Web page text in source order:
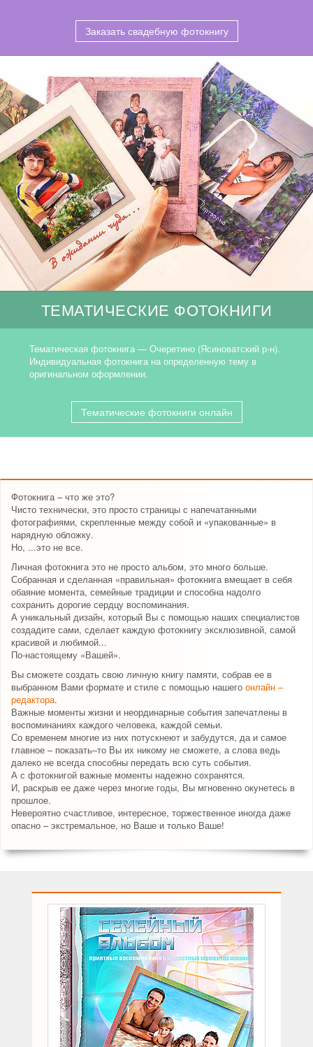
Заказать свадебную фотокнигу
ТЕМАТИЧЕСКИЕ ФОТОКНИГИ
Тематическая фотокнига — Очеретино (Ясиноватский р-н).
Индивидуальная фотокнига на определенную тему в
оригинальном оформлении.
Тематические фотокниги онлайн
Фотокнига – что же это?
Чисто технически, это просто страницы с напечатанными
фотографиями, скрепленные между собой и «упакованные» в
нарядную обложку.
Но, ...это не все.
Личная фотокнига это не просто альбом, это много больше.
Собранная и сделанная «правильная» фотокнига вмещает в себя
обаяние момента, семейные традиции и способна надолго
сохранить дорогие сердцу воспоминания.
А уникальный дизайн, который Вы с помощью наших специалистов
создадите сами, сделает каждую фотокнигу эксклюзивной, самой
красивой и любимой...
По-настоящему «Вашей».
Вы сможете создать свою личную книгу памяти, собрав ее в
выбранном Вами формате и стиле с помощью нашего онлайн –
редактора.
Важные моменты жизни и неординарные события запечатлены в
воспоминаниях каждого человека, каждой семьи.
Со временем многие из них потускнеют и забудутся, да и самое
главное – показать–то Вы их никому не сможете, а слова ведь
далеко не всегда способны передать всю суть события.
А с фотокнигой важные моменты надежно сохранятся.
И, раскрыв ее даже через многие годы, Вы мгновенно окунетесь в
прошлое.
Невероятно счастливое, интересное, торжественное иногда даже
опасно – экстремальное, но Ваше и только Ваше!